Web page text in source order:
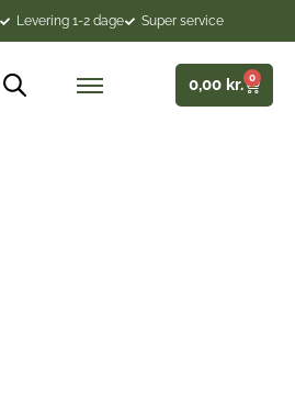
Levering 1-2 dage Super service
0,00 kr. 0